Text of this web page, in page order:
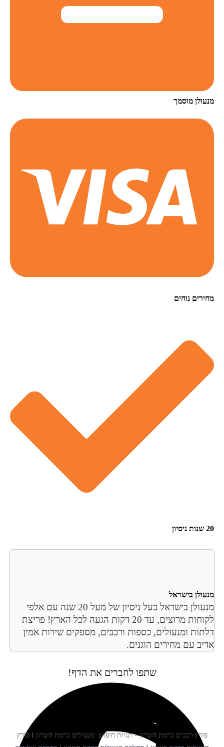
מוסמך
נוחים
בישראל
מנעולן בישראל בעל ניסיון של מעל 20 שנה עם אלפי
לקוחות מרוצים, עד 20 דקות הגעה לכל הארץ! פריצת
ומנעולים, כספות ורכבים, מספקים שירות אמין
עם מחירים הוגנים.
שתפו לחברים את הדף!
פורץ רכבים ברמת השרון – תגיות חיפוש: מנעולים ברמת השרון I פורץ